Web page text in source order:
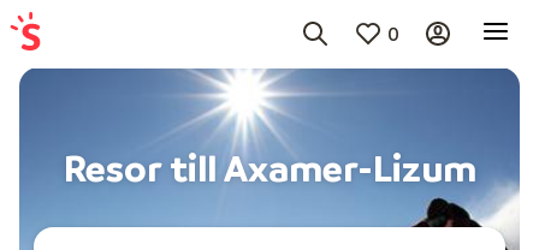
0
Resor till Axamer-Lizum